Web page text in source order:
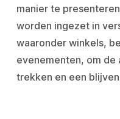
manier te
worden ingezet in
waaronder winkels,
evenementen, om de
trekken en een